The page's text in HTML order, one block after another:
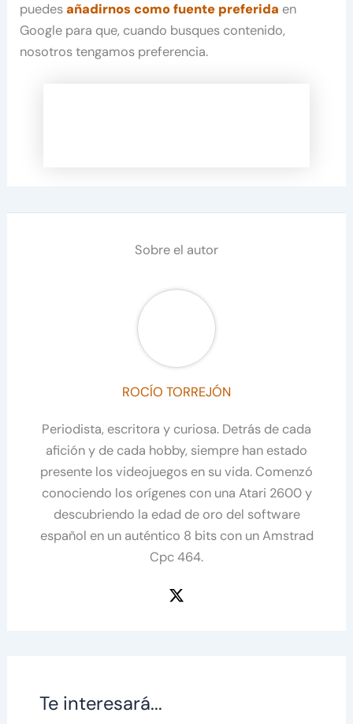
puedesañadirnos como fuente preferida en
Google para que, cuando busques contenido,
nosotros tengamos preferencia.
Sobre el autor
ROCÍO TORREJÓN
Periodista, escritora y curiosa. Detrás de cada
afición y de cada hobby, siempre han estado
presente los videojuegos en su vida. Comenzó
conociendo los orígenes con una Atari 2600 y
descubriendo la edad de oro del software
español en un auténtico 8 bits con un Amstrad
Cpc 464.
Te interesará...